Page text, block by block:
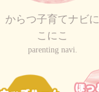
からつ子育てナビに
こにこ
parenting navi.